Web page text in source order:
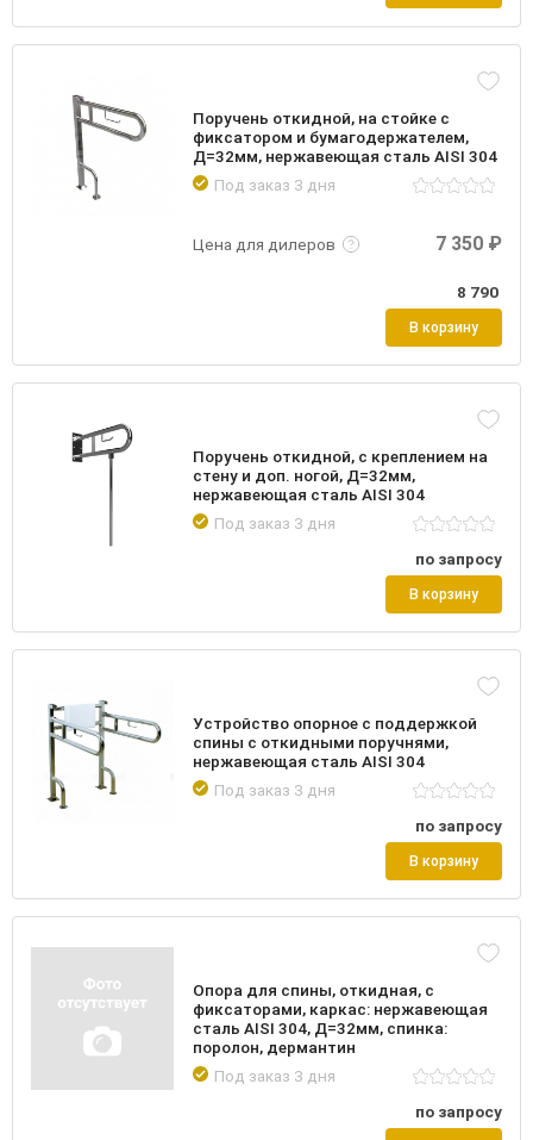
Поручень откидной, на стойке с
фиксатором и бумагодержателем,
Д=32мм, нержавеющая сталь AISI 304
Под заказ 3 дня
Цена для дилеров
Подробнее Войти
7 350 ₽
8 790
В корзину
Поручень откидной, с креплением на
стену и доп. ногой, Д=32мм,
нержавеющая сталь AISI 304
Под заказ 3 дня
по запросу
В корзину
Устройство опорное с поддержкой
спины с откидными поручнями,
нержавеющая сталь AISI 304
Под заказ 3 дня
по запросу
В корзину
Опора для спины, откидная, с
фиксаторами, каркас: нержавеющая
сталь AISI 304, Д=32мм, спинка:
поролон, дермантин
Под заказ 3 дня
по запросу